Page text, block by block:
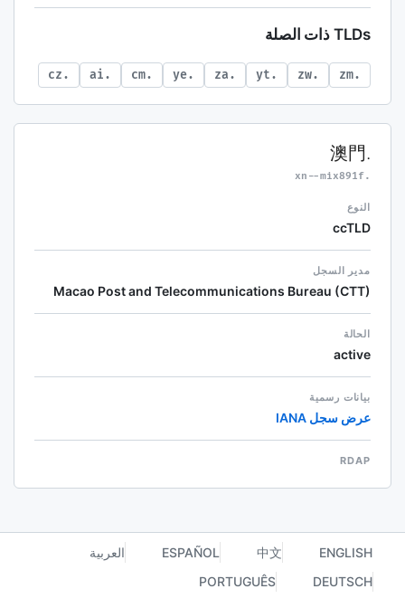
TLDs ذات الصلة
.zm
.zw
.yt
.za
.ye
.cm
.ai
.cz
.澳門
.xn--mix891f
النوع
ccTLD
مدير السجل
Macao Post and Telecommunications Bureau (CTT)
الحالة
active
بيانات رسمية
عرض سجل IANA
RDAP
ENGLISH
中文
ESPAÑOL
العربية
DEUTSCH
PORTUGUÊS